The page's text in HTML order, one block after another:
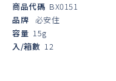
商品代碼 BX0151
品牌 必安住
容量 15g
入/箱數 12